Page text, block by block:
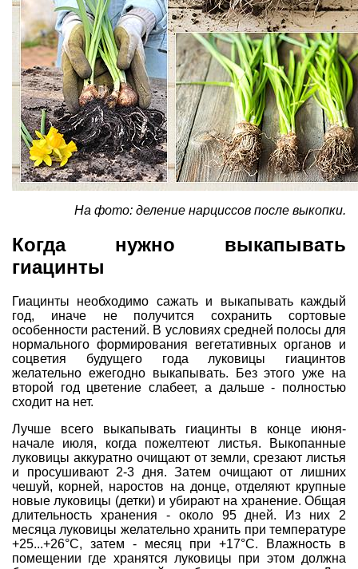
На фото: деление нарциссов после выкопки.
Когда нужно выкапывать
гиацинты
Гиацинты необходимо сажать и выкапывать каждый
год, иначе не получится сохранить сортовые
особенности растений. В условиях средней полосы для
нормального формирования вегетативных органов и
соцветия будущего года луковицы гиацинтов
желательно ежегодно выкапывать. Без этого уже на
второй год цветение слабеет, а дальше - полностью
сходит на нет.
Лучше всего выкапывать гиацинты в конце июня-
начале июля, когда пожелтеют листья. Выкопанные
луковицы аккуратно очищают от земли, срезают листья
и просушивают 2-3 дня. Затем очищают от лишних
чешуй, корней, наростов на донце, отделяют крупные
новые луковицы (детки) и убирают на хранение. Общая
длительность хранения - около 95 дней. Из них 2
месяца луковицы желательно хранить при температуре
+25...+26°С, затем - месяц при +17°С. Влажность в
помещении где хранятся луковицы при этом должна